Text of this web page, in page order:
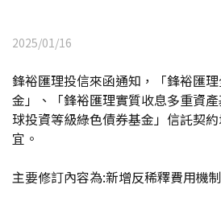
2025/01/16
鋒裕匯理投信來函通知，「鋒裕匯
金」、「鋒裕匯理實質收息多重資
球投資等級綠色債券基金」信託契
宜。
主要修訂內容為:新增反稀釋費用機